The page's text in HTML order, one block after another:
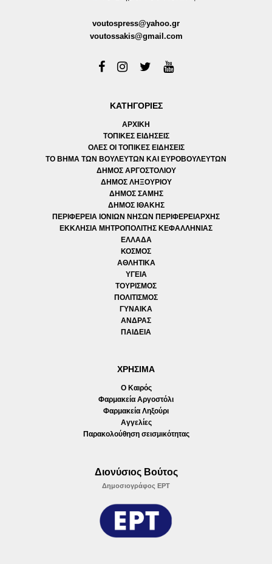
voutospress@yahoo.gr
voutossakis@gmail.com
ΚΑΤΗΓΟΡΙΕΣ
ΑΡΧΙΚΗ
ΤΟΠΙΚΕΣ ΕΙΔΗΣΕΙΣ
ΟΛΕΣ ΟΙ ΤΟΠΙΚΕΣ ΕΙΔΗΣΕΙΣ
ΤΟ ΒΗΜΑ ΤΩΝ ΒΟΥΛΕΥΤΩΝ ΚΑΙ ΕΥΡΟΒΟΥΛΕΥΤΩΝ
ΔΗΜΟΣ ΑΡΓΟΣΤΟΛΙΟΥ
ΔΗΜΟΣ ΛΗΞΟΥΡΙΟΥ
ΔΗΜΟΣ ΣΑΜΗΣ
ΔΗΜΟΣ ΙΘΑΚΗΣ
ΠΕΡΙΦΕΡΕΙΑ ΙΟΝΙΩΝ ΝΗΣΩΝ ΠΕΡΙΦΕΡΕΙΑΡΧΗΣ
ΕΚΚΛΗΣΙΑ ΜΗΤΡΟΠΟΛΙΤΗΣ ΚΕΦΑΛΛΗΝΙΑΣ
ΕΛΛΑΔΑ
ΚΟΣΜΟΣ
ΑΘΛΗΤΙΚΑ
ΥΓΕΙΑ
ΤΟΥΡΙΣΜΟΣ
ΠΟΛΙΤΙΣΜΟΣ
ΓΥΝΑΙΚΑ
ΑΝΔΡΑΣ
ΠΑΙΔΕΙΑ
ΧΡΗΣΙΜΑ
Ο Καιρός
Φαρμακεία Αργοστόλι
Φαρμακεία Ληξούρι
Αγγελίες
Παρακολούθηση σεισμικότητας
Διονύσιος Βούτος
Δημοσιογράφος ΕΡΤ